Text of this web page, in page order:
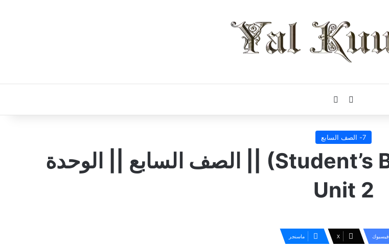
إضافة عمود جانبي
7- الصف السابع
حل أسئلة كتاب الطالب (Student’s Book) || الصف السابع || الوحدة
Unit 2
فيسبوك ‫X ماسنجر